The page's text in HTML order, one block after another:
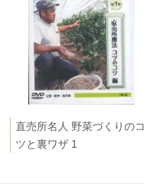
直売所名人 野菜づくりのコ
ツと裏ワザ 1